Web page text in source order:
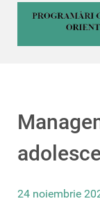
24 noiembrie